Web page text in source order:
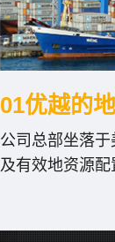
01优越的
公司总部坐落
及有效地资源配